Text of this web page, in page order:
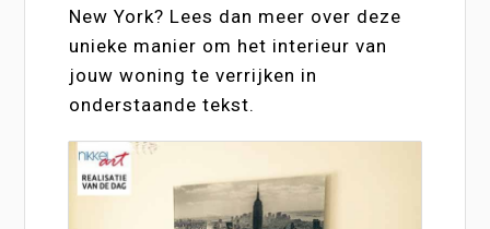
New York? Lees dan meer over deze
unieke manier om het interieur van
jouw woning te verrijken in
onderstaande tekst.